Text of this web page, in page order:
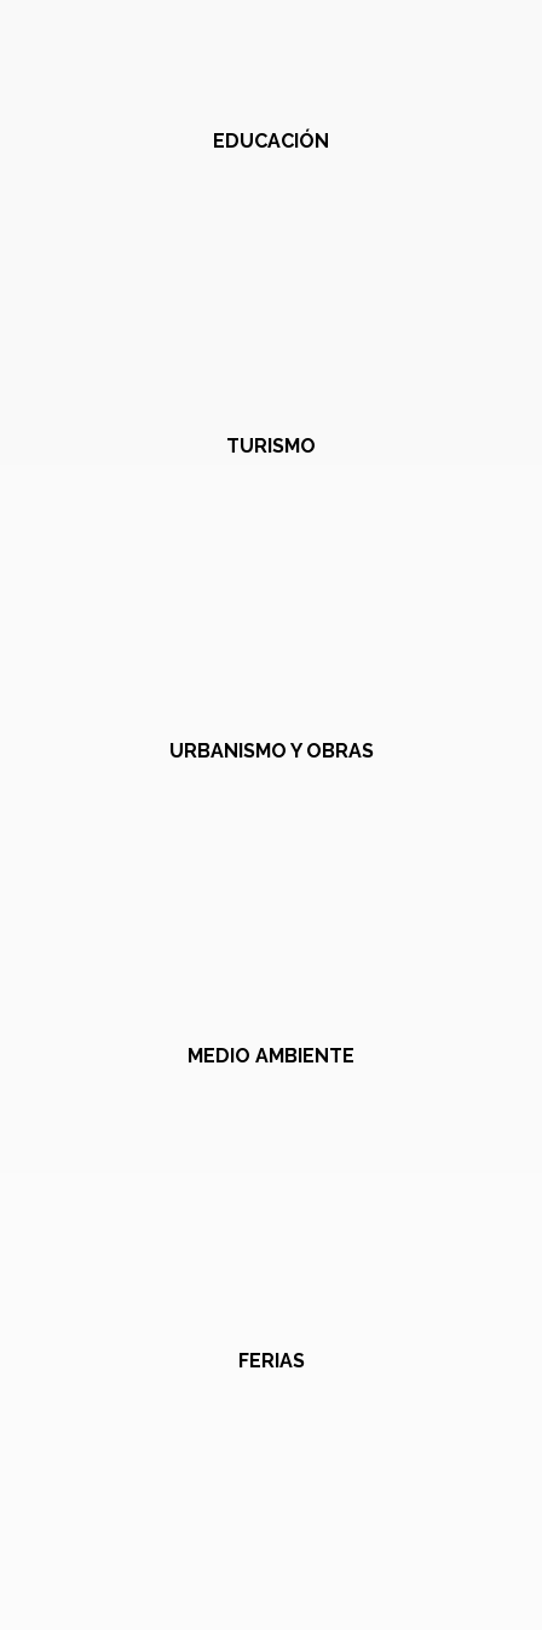
EDUCACIÓN
TURISMO
URBANISMO Y OBRAS
MEDIO AMBIENTE
FERIAS